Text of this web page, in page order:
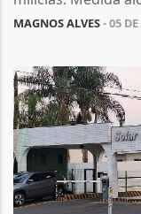
MAGNOS ALVES- 05